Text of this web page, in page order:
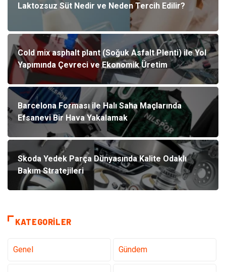
Laktozsuz Süt Nedir ve Neden Tercih Edilir?
Cold mix asphalt plant (Soğuk Asfalt Plenti) ile Yol
Yapımında Çevreci ve Ekonomik Üretim
Barcelona Forması ile Halı Saha Maçlarında
Efsanevi Bir Hava Yakalamak
Skoda Yedek Parça Dünyasında Kalite Odaklı
Bakım Stratejileri
KATEGORILER
Genel Gündem